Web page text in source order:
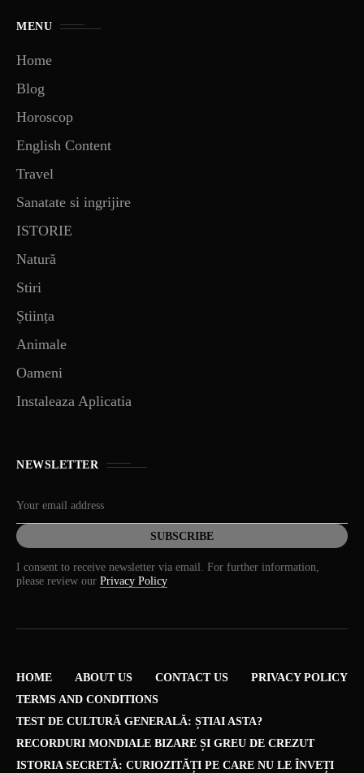
MENU
Home
Blog
Horoscop
English Content
Travel
Sanatate si ingrijire
ISTORIE
Natură
Stiri
Știința
Animale
Oameni
Instaleaza Aplicatia
NEWSLETTER
I consent to receive newsletter via email. For further information,
please review our Privacy Policy
HOME ABOUT US CONTACT US
PRIVACY POLICY
TERMS AND CONDITIONS
TEST DE CULTURĂ GENERALĂ: ȘTIAI ASTA?
RECORDURI MONDIALE BIZARE ȘI GREU DE CREZUT
ISTORIA SECRETĂ: CURIOZITĂȚI PE CARE NU LE ÎNVEȚI